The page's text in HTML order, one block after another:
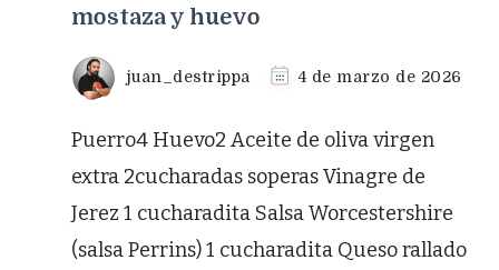
mostaza y huevo
juan_destrippa 4 de marzo de 2026
Puerro4 Huevo2 Aceite de oliva virgen
extra 2cucharadas soperas Vinagre de
Jerez 1 cucharadita Salsa Worcestershire
(salsa Perrins) 1 cucharadita Queso rallado